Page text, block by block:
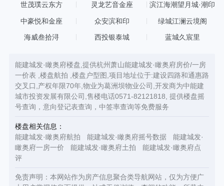
世茂璞云东方 灵龙艺音金座 滨江海潮望月城·潮印
中豪悦和金座 众安滨和印 绿城江澜云境阁
海威叁拾浔 西投银泰城 蓝城久宸里
能建城发·瞰奥府楼盘,提供杭州萧山能建城发·瞰奥府房价/一房
一价表 ,楼盘航拍 ,楼盘户型图,项目地址位于:建设四路和通惠路
交叉口,产权年限70年,物业为葛洲坝物业公司,开发商为中能建
城市投资发展有限公司,售楼电话0571-82121818, 提供楼盘摇
号查询，意向登记表查询，中签率查询等免费服务
楼盘相关信息：
能建城发·瞰奥府航拍
能建城发·瞰奥府摇号数据
能建城发·
瞰奥府一房一价
能建城发·瞰奥府土拍
能建城发·瞰奥府点
评
免责声明：本网站作为房产信息聚合类导航网站，仅为方便广